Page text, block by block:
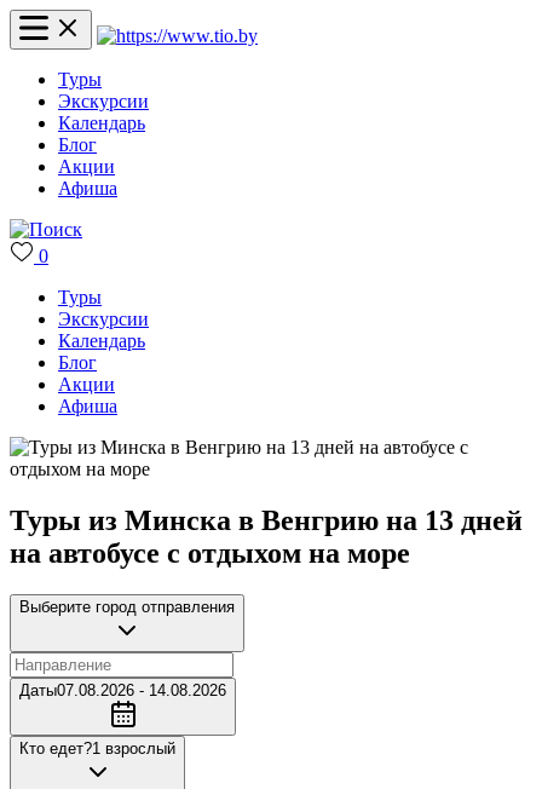
Туры
Экскурсии
Календарь
Блог
Акции
Афиша
0
Туры
Экскурсии
Календарь
Блог
Акции
Афиша
Туры из Минска в Венгрию на 13 дней
на автобусе с отдыхом на море
Выберите город отправления
Даты07.08.2026 - 14.08.2026
Кто едет?1 взрослый